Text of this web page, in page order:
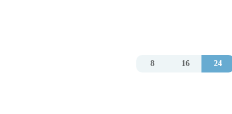
24
16
8